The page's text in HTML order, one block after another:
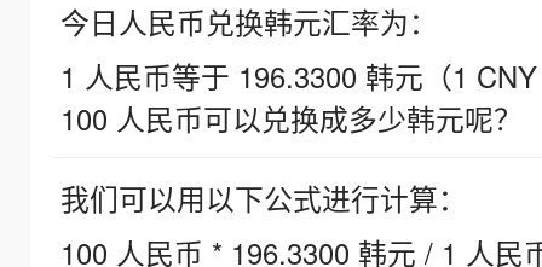
今日人民币兑换韩元汇率为：
1 人民币等于 196.3300 韩元（1
100 人民币可以兑换成多少韩元呢？
我们可以用以下公式进行计算：
100 人民币 * 196.3300 韩元 / 1 人民